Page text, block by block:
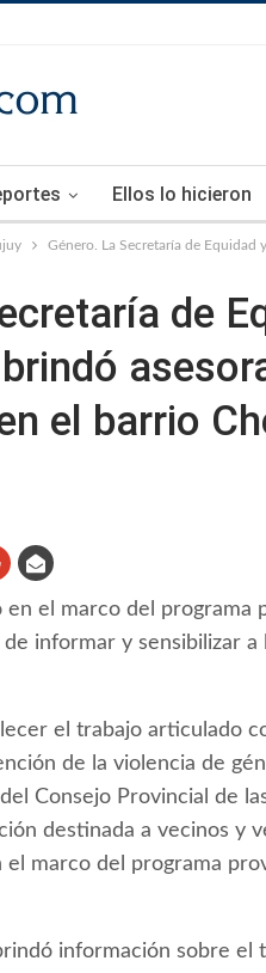
Ellos lo hicieron
Género. La Secretaría de
de
el barrio
en el marco del programa
informar y sensibilizar
el trabajo articulado
de la violencia de
Consejo Provincial de
destinada a vecinos y
marco del programa
información sobre el